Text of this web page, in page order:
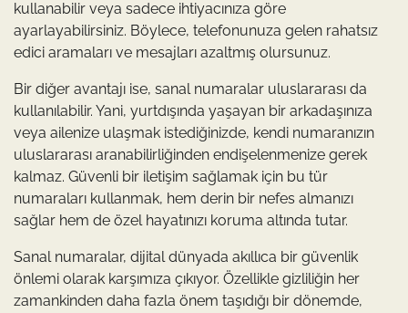
kullanabilir veya sadece ihtiyacınıza göre
ayarlayabilirsiniz. Böylece, telefonunuza gelen rahatsız
edici aramaları ve mesajları azaltmış olursunuz.
Bir diğer avantajı ise, sanal numaralar uluslararası da
kullanılabilir. Yani, yurtdışında yaşayan bir arkadaşınıza
veya ailenize ulaşmak istediğinizde, kendi numaranızın
uluslararası aranabilirliğinden endişelenmenize gerek
kalmaz. Güvenli bir iletişim sağlamak için bu tür
numaraları kullanmak, hem derin bir nefes almanızı
sağlar hem de özel hayatınızı koruma altında tutar.
Sanal numaralar, dijital dünyada akıllıca bir güvenlik
önlemi olarak karşımıza çıkıyor. Özellikle gizliliğin her
zamankinden daha fazla önem taşıdığı bir dönemde,